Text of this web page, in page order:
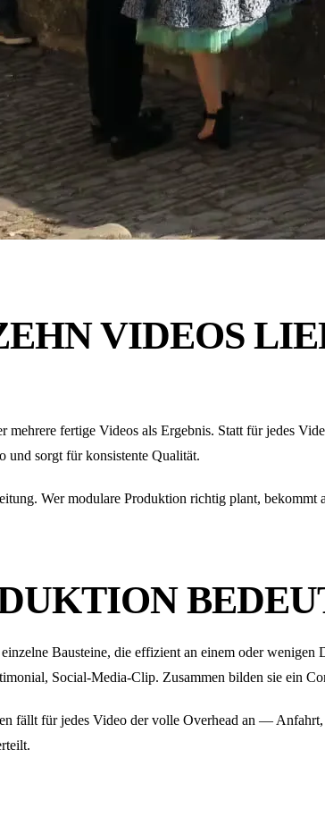
VIDEOS
fertige Videos als Ergebnis. Statt für jedes
und sorgt für konsistente Qualität.
Wer modulare Produktion richtig plant, bekommt
Bausteine, die effizient an einem oder wenigen
Social-Media-Clip. Zusammen bilden sie ein
fällt für jedes Video der volle Overhead an —